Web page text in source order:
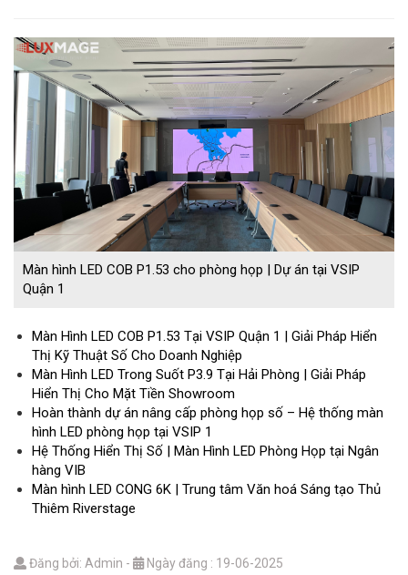
Màn hình LED COB P1.53 cho phòng họp | Dự án tại VSIP
Quận 1
Màn Hình LED COB P1.53 Tại VSIP Quận 1 | Giải Pháp Hiển
Thị Kỹ Thuật Số Cho Doanh Nghiệp
Màn Hình LED Trong Suốt P3.9 Tại Hải Phòng | Giải Pháp
Hiển Thị Cho Mặt Tiền Showroom
Hoàn thành dự án nâng cấp phòng họp số – Hệ thống màn
hình LED phòng họp tại VSIP 1
Hệ Thống Hiển Thị Số | Màn Hình LED Phòng Họp tại Ngân
hàng VIB
Màn hình LED CONG 6K | Trung tâm Văn hoá Sáng tạo Thủ
Thiêm Riverstage
Đăng bởi: Admin - Ngày đăng : 19-06-2025